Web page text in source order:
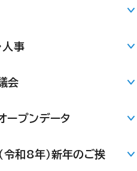
人事
会
ープンデータ
和8年）新年のご挨